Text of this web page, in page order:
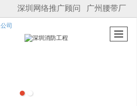
很遗憾，因您的浏览器版本过低导致无法获得最佳浏览体验，推荐下载安装谷歌浏览器！
深圳网络推广顾问 广州腰带厂